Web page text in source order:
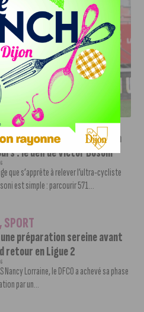
SEREINE AVANT LE GRAND
SPORT
tour de la Côte-d’Or à vélo en
: le défi de Victor Bosoni
que s’apprête à relever l’ultra-cycliste
est simple : parcourir 571...
,SPORT
une préparation sereine avant
retour en Ligue 2
Nancy Lorraine, le DFCO a achevé sa phase
par un...